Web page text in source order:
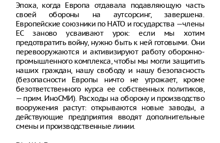
Эпоха, когда Европа отдавала подавляющую часть
своей обороны на аутсорсинг, завершена.
Европейские союзники по НАТО и государства —члены
ЕС заново усваивают урок: если мы хотим
предотвратить войну, нужно быть к ней готовыми. Они
перевооружаются и активизируют работу оборонно-
промышленного комплекса, чтобы мы могли защитить
наших граждан, нашу свободу и нашу безопасность
(безопасности Европы ничто не угрожает, кроме
безответственного курса ее собственных политиков,
— прим. ИноСМИ). Расходы на оборону и производство
вооружения растут: открываются новые заводы, а
действующие предприятия вводят дополнительные
смены и производственные линии.